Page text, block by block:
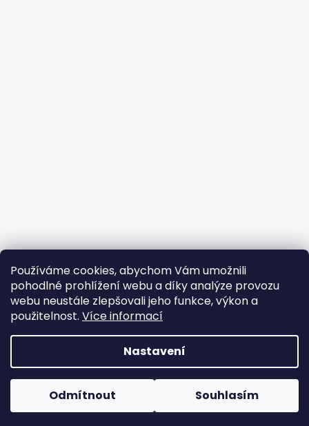
Používáme cookies, abychom Vám umožnili
pohodlné prohlížení webu a díky analýze provozu
webu neustále zlepšovali jeho funkce, výkon a
použitelnost. Více informací
Nastavení
Odmítnout Souhlasím
Copyright 2026Cambag. Všechna práva vyhrazena.
Upravit nastavení cookies